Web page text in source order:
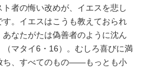
者の悔い改めが、イエスを悲し
。イエスはこうも教えておられ
なたがたは偽善者のように沈ん
マタイ6・16）。むしろ喜びに満
ち、すべてのもの――もっとも小